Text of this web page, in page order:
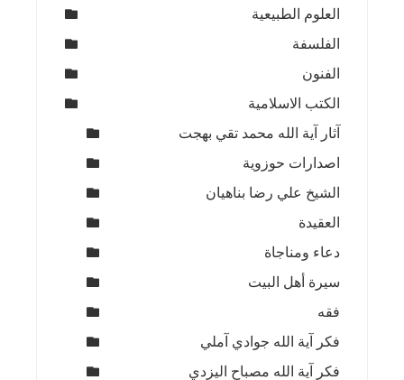
العلوم الطبيعية
الفلسفة
الفنون
الكتب الاسلامية
آثار آية الله محمد تقي بهجت
اصدارات حوزوية
الشيخ علي رضا بناهيان
العقيدة
دعاء ومناجاة
سيرة أهل البيت
فقه
فكر آية الله جوادي آملي
فكر آية الله مصباح اليزدي